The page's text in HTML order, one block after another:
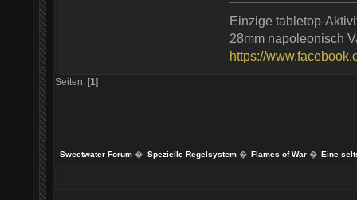
Einzige tabletop-
28mm napoleonisch
https://
Seiten: [1]
Sweetwater Forum � Spezielle Regelsystem� Flames of War� Eine